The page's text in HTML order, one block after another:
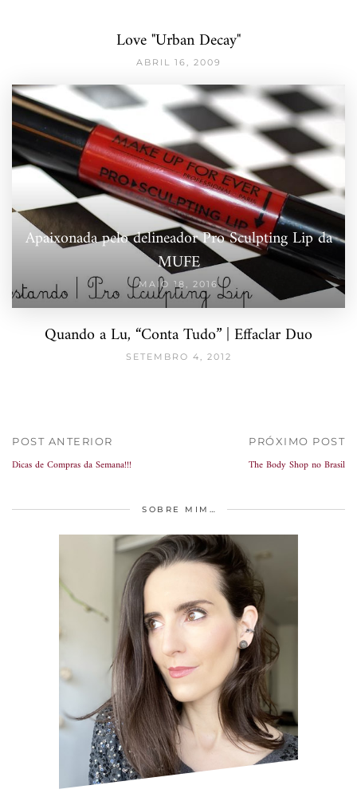
Love "Urban Decay"
ABRIL 16, 2009
Apaixonada pelo delineador Pro Sculpting Lip da
MUFE
MAIO 18, 2016
Quando a Lu, “Conta Tudo” | Effaclar Duo
SETEMBRO 4, 2012
POST ANTERIOR
Dicas de Compras da Semana!!!
PRÓXIMO POST
The Body Shop no Brasil
SOBRE MIM…